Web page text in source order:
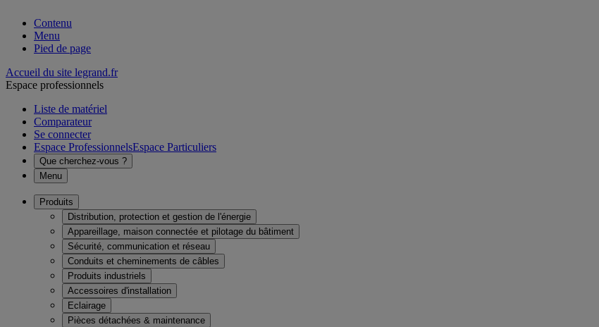
Contenu
Menu
Pied de page
Accueil du site legrand.fr
Espace professionnels
Liste de matériel
Comparateur
Se connecter
Espace ProfessionnelsEspace Particuliers
Que cherchez-vous ?
Menu
Produits
Distribution, protection et gestion de l'énergie
Appareillage, maison connectée et pilotage du bâtiment
Sécurité, communication et réseau
Conduits et cheminements de câbles
Produits industriels
Accessoires d'installation
Eclairage
Pièces détachées & maintenance